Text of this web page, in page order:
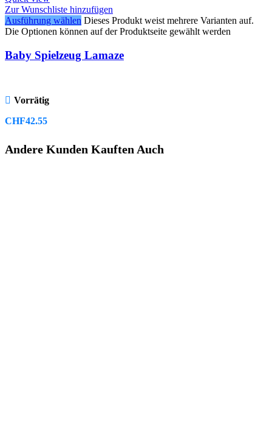
Zur Wunschliste hinzufügen
Ausführung wählen Dieses Produkt weist mehrere Varianten auf.
Die Optionen können auf der Produktseite gewählt werden
Baby Spielzeug Lamaze
Vorrätig
CHF42.55
Andere Kunden Kauften Auch